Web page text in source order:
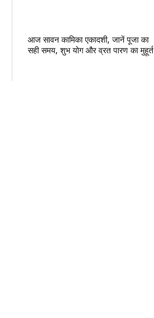
आज सावन कामिका एकादशी, जानें पूजा का
सही समय, शुभ योग और व्रत पारण का मुहूर्त